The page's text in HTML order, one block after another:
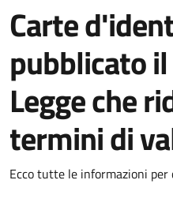
Carte
pubblicato
Legge che
termini di
Ecco tutte le informazioni